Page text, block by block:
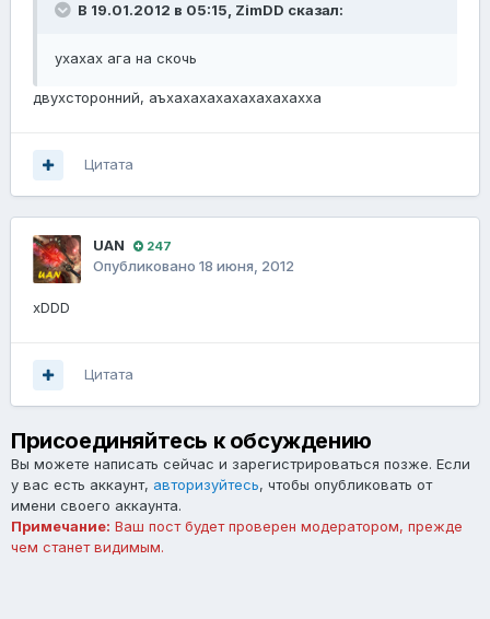
В 19.01.2012 в 05:15, ZimDD сказал:
ухахах ага на скочь
двухсторонний, аъхахахахахахахахахха
Цитата
UAN 247
Опубликовано 18 июня, 2012
xDDD
Цитата
Присоединяйтесь к обсуждению
Вы можете написать сейчас и зарегистрироваться позже. Если
у вас есть аккаунт, авторизуйтесь, чтобы опубликовать от
имени своего аккаунта.
Примечание: Ваш пост будет проверен модератором, прежде
чем станет видимым.